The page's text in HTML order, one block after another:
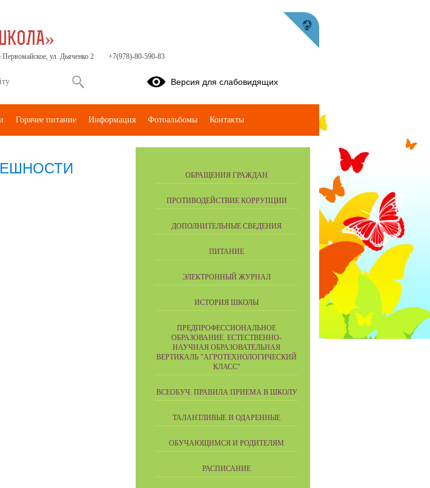
ОБРАЩЕНИЯ ГРАЖДАН
ПРОТИВОДЕЙСТВИЕ КОРРУПЦИИ
ДОПОЛНИТЕЛЬНЫЕ СВЕДЕНИЯ
ПИТАНИЕ
ЭЛЕКТРОННЫЙ ЖУРНАЛ
ИСТОРИЯ ШКОЛЫ
ПРЕДПРОФЕССИОНАЛЬНОЕ
ОБРАЗОВАНИЕ. ЕСТЕСТВЕННО-
НАУЧНАЯ ОБРАЗОВАТЕЛЬНАЯ
ВЕРТИКАЛЬ "АГРОТЕХНОЛОГИЧЕСКИЙ
КЛАСС"
ВСЕОБУЧ. ПРАВИЛА ПРИЕМА В ШКОЛУ
ТАЛАНТЛИВЫЕ И ОДАРЕННЫЕ
ОБУЧАЮЩИМСЯ И РОДИТЕЛЯМ
РАСПИСАНИЕ
ул. Дьяченко 2 +7(978)-80-590-83
Версия для слабовидящих
Горячее питание Информация Фотоальбомы Контакты